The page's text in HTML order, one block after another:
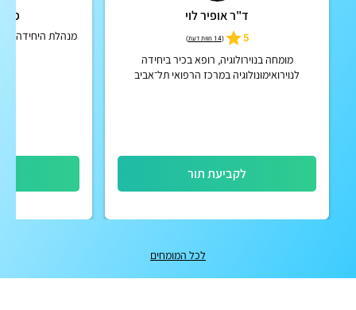
ד"ר אופיר לוי
5
(14 חוות דעת )
מומחה בנוירולוגיה, רופא בכיר ביחידה
לנוירואימונולוגיה במרכז הרפואי תל־אביב
לקביעת תור
מנהלת היחידה
לכל המומחים